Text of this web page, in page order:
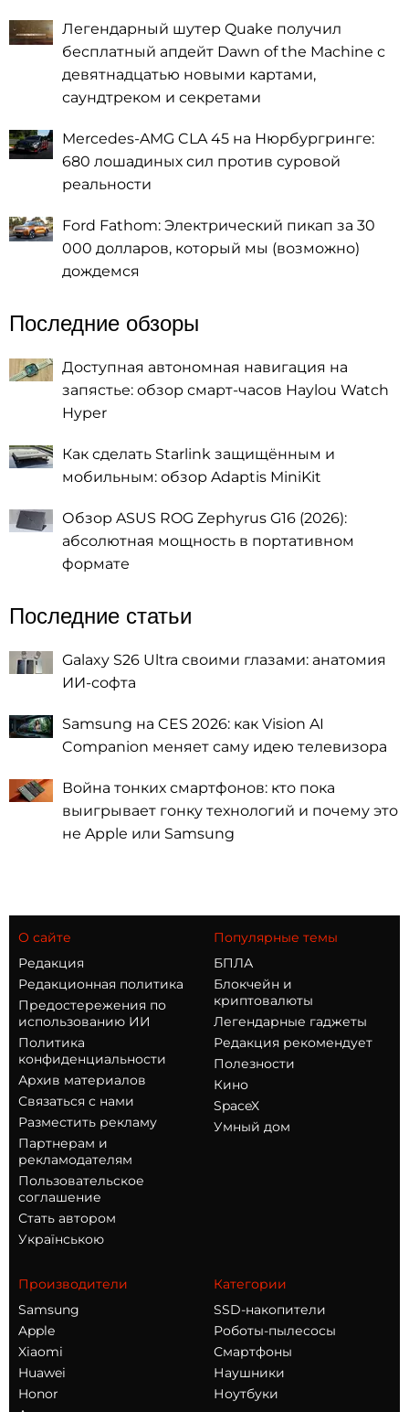
Легендарный шутер Quake получил
бесплатный апдейт Dawn of the Machine с
девятнадцатью новыми картами,
саундтреком и секретами
Mercedes-AMG CLA 45 на Нюрбургринге:
680 лошадиных сил против суровой
реальности
Ford Fathom: Электрический пикап за 30
000 долларов, который мы (возможно)
дождемся
Последние обзоры
Доступная автономная навигация на
запястье: обзор смарт-часов Haylou Watch
Hyper
Как сделать Starlink защищённым и
мобильным: обзор Adaptis MiniKit
Обзор ASUS ROG Zephyrus G16 (2026):
абсолютная мощность в портативном
формате
Последние статьи
Galaxy S26 Ultra своими глазами: анатомия
ИИ-софта
Samsung на CES 2026: как Vision AI
Companion меняет саму идею телевизора
Война тонких смартфонов: кто пока
выигрывает гонку технологий и почему это
не Apple или Samsung
О сайте
Редакция
Редакционная политика
Предостережения по
использованию ИИ
Политика
конфиденциальности
Архив материалов
Связаться с нами
Разместить рекламу
Партнерам и
рекламодателям
Пользовательское
соглашение
Стать автором
Українською
Популярные темы
БПЛА
Блокчейн и
криптовалюты
Легендарные гаджеты
Редакция рекомендует
Полезности
Кино
SpaceX
Умный дом
Производители
Samsung
Apple
Xiaomi
Huawei
Honor
Категории
SSD-накопители
Роботы-пылесосы
Смартфоны
Наушники
Ноутбуки